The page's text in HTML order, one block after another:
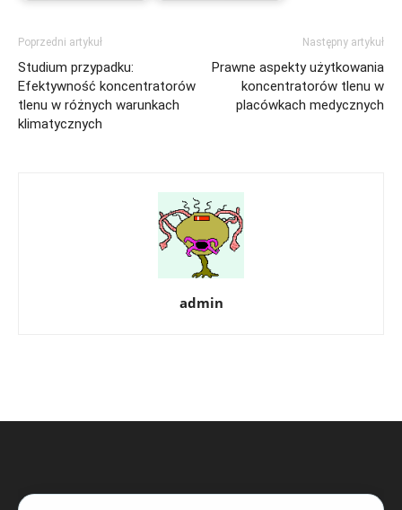
Poprzedni artykuł
Studium przypadku:
Efektywność koncentratorów
tlenu w różnych warunkach
klimatycznych
Następny artykuł
Prawne aspekty użytkowania
koncentratorów tlenu w
placówkach medycznych
admin